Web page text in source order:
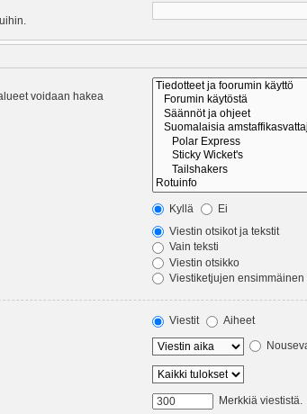
voidaan hakea
Kyllä
Ei
Viestin otsikot ja tekstit
Vain teksti
Viestin otsikko
Viestiketjujen ensimmäinen
Viestit
Aiheet
Merkkiä viestistä.